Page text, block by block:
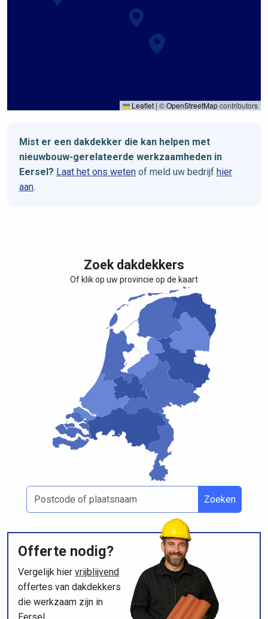
Leaflet | ©OpenStreetMapcontributors
Mist er een dakdekker die kan helpen met
nieuwbouw-gerelateerde werkzaamheden in
Eersel? Laat het ons weten of meld uw bedrijf hier
aan.
Zoek dakdekkers
Of klik op uw provincie op de kaart
Zoeken
Offerte nodig?
Vergelijk hier vrijblijvend
offertes van dakdekkers
die werkzaam zijn in